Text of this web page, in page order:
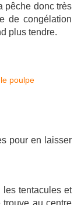
pêche donc très
de congélation
plus tendre.
pour en laisser
tentacules et